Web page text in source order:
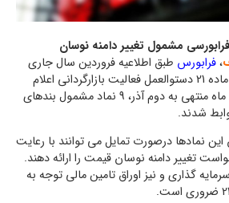
،فرابورس طبق اطلاعیه فروردین سال جاری
مبنی بر ضوابط مربوط به ماده 21 دستوالعمل فعالیت بازارگردانی اعلام
کرد: پس از بررسی های 6 ماه منتهی به دوم آذر، 9 نماد مشمول بندهای
این نمادها درصورت تمایل می توانند با رعایت
تغییر دامنه نوسان قیمت را ارائه دهند.
گذاری و نیز اوراق تامین مالی توجه به